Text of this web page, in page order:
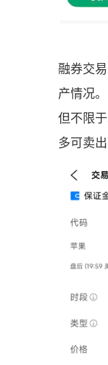
融券交
产情况
但不限
多可卖